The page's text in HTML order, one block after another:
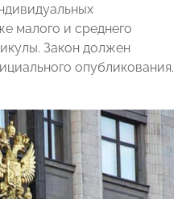
малого и среднего
Закон должен
опубликования.